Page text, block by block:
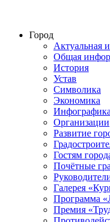
Город
Актуальная
Общая
История
Устав
Символика
Экономика
Организации
Развитие
Гостям
Почётные
Галерея
Программа
Премия